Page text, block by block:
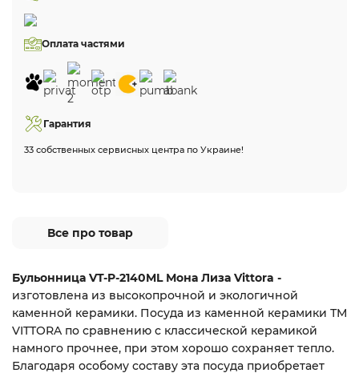
Оплата частями
Гарантия
33 собственных сервисных центра по Украине!
Все про товар
Бульонница VT-P-2140ML Мона Лиза Vittora -
изготовлена из высокопрочной и экологичной
каменной керамики. Посуда из каменной керамики ТМ
VITTORA по сравнению с классической керамикой
намного прочнее, при этом хорошо сохраняет тепло.
Благодаря особому составу эта посуда приобретает